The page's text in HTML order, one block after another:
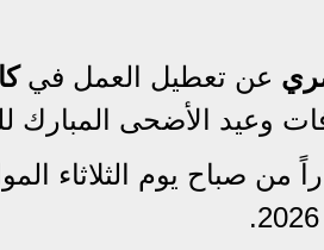
عن تعطيل العمل في
وعيد الأضحى المبارك